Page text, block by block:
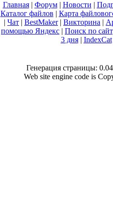
Главная| Форум| Новости |
Каталог файлов | Карта
| Чат | BestMaker| Викторина |
помощью Яндекс | Поиск по
3 дня| IndexCat
Генерация страницы:
Web site engine code is